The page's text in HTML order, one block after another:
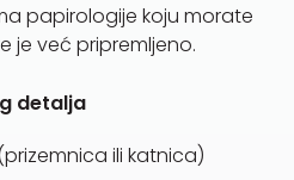
papirologije koju morate
je već pripremljeno.
detalja
ili katnica)